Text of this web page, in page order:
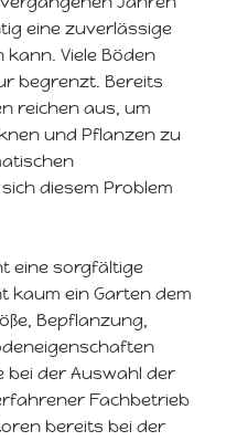
eine zuverlässige
Viele Böden
begrenzt. Bereits
reichen aus, um
und Pflanzen zu
diesem Problem
eine sorgfältige
kaum ein Garten dem
Bepflanzung,
bei der Auswahl der
Fachbetrieb
bereits bei der